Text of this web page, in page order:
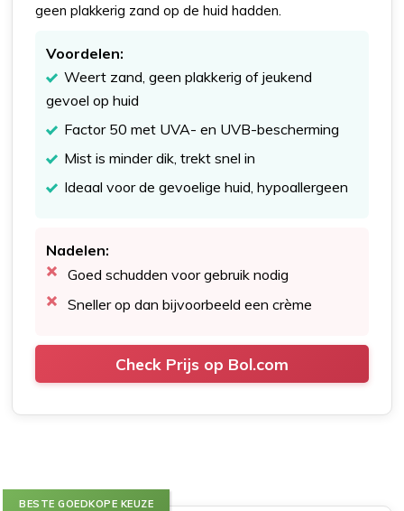
geen plakkerig zand op de huid hadden.
Voordelen:
Weert zand, geen plakkerig of jeukend
gevoel op huid
Factor 50 met UVA- en UVB-bescherming
Mist is minder dik, trekt snel in
Ideaal voor de gevoelige huid, hypoallergeen
Nadelen:
Goed schudden voor gebruik nodig
Sneller op dan bijvoorbeeld een crème
Check Prijs op Bol.com
BESTE GOEDKOPE KEUZE